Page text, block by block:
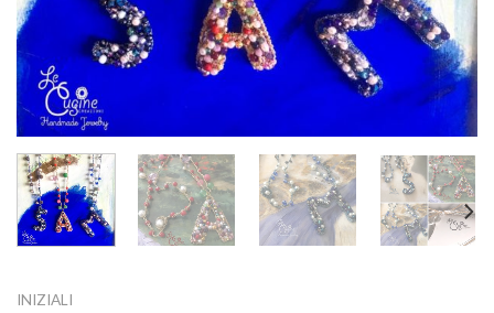
INIZIALI